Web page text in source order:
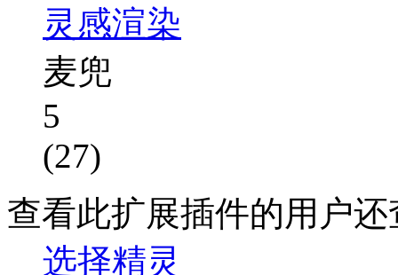
灵感渲染
麦兜
5
(27)
查看此扩展插件的用户
选择精灵